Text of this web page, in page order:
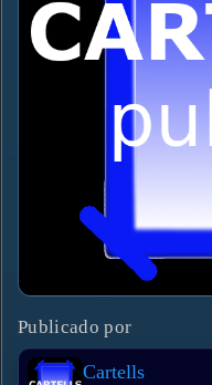
Publicado por
Cartells